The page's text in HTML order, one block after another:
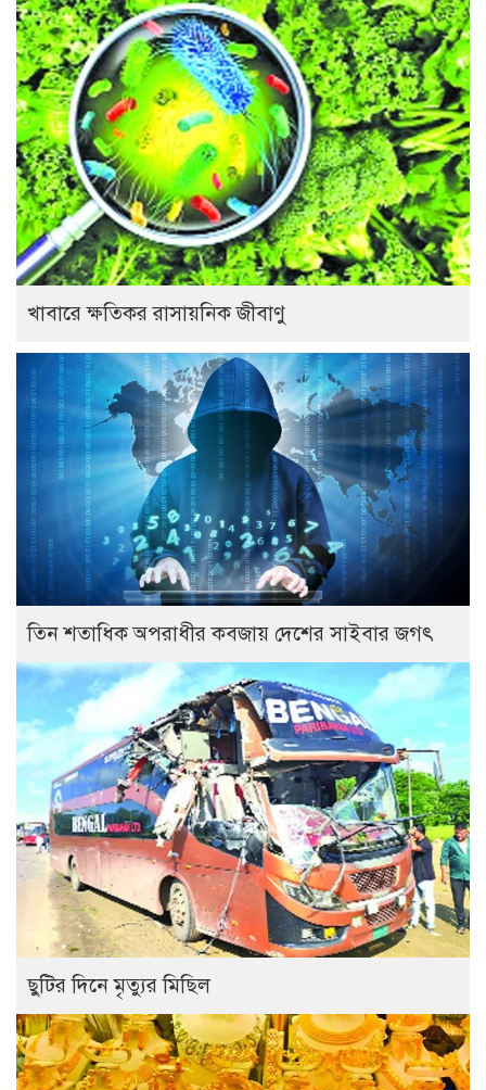
খাবারে ক্ষতিকর রাসায়নিক জীবাণু
তিন শতাধিক অপরাধীর কবজায় দেশের সাইবার জগৎ
ছুটির দিনে মৃত্যুর মিছিল